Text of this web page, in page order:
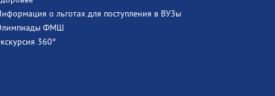
о льготах для поступления в ВУЗы
ФМШ
360°